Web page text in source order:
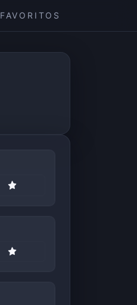
FAVORITOS